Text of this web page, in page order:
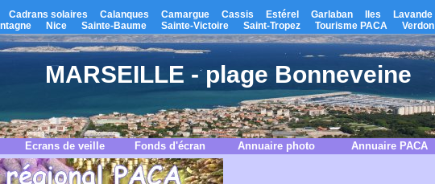
Cadrans solaires Calanques Camargue Cassis Estérel Garlaban Iles Lavande
Nice Sainte-Baume Sainte-Victoire Saint-Tropez Tourisme PACA Verdon
MARSEILLE - plage Bonneveine
Ecrans de veille Fonds d'écran Annuaire photo Annuaire PACA